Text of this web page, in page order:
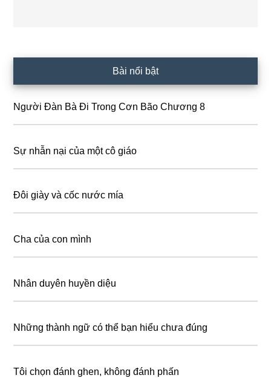
Sidebar
Bài nổi bật
Người Đàn Bà Đi Trong Cơn Bão Chương 8
Sự nhẫn nại của một cô giáo
Đôi giày và cốc nước mía
Cha của con mình
Nhân duyên huyền diệu
Những thành ngữ có thể bạn hiểu chưa đúng
Tôi chọn đánh ghen, không đánh phấn